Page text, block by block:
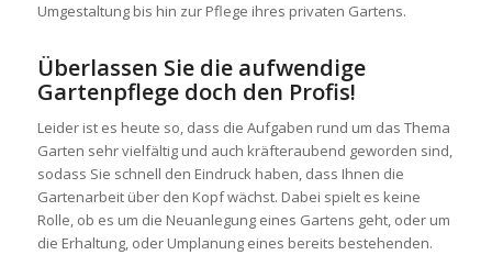
Umgestaltung bis hin zur Pflege ihres privaten Gartens.
Überlassen Sie die aufwendige
Gartenpflege doch den Profis!
Leider ist es heute so, dass die Aufgaben rund um das Thema
Garten sehr vielfältig und auch kräfteraubend geworden sind,
sodass Sie schnell den Eindruck haben, dass Ihnen die
Gartenarbeit über den Kopf wächst. Dabei spielt es keine
Rolle, ob es um die Neuanlegung eines Gartens geht, oder um
die Erhaltung, oder Umplanung eines bereits bestehenden.